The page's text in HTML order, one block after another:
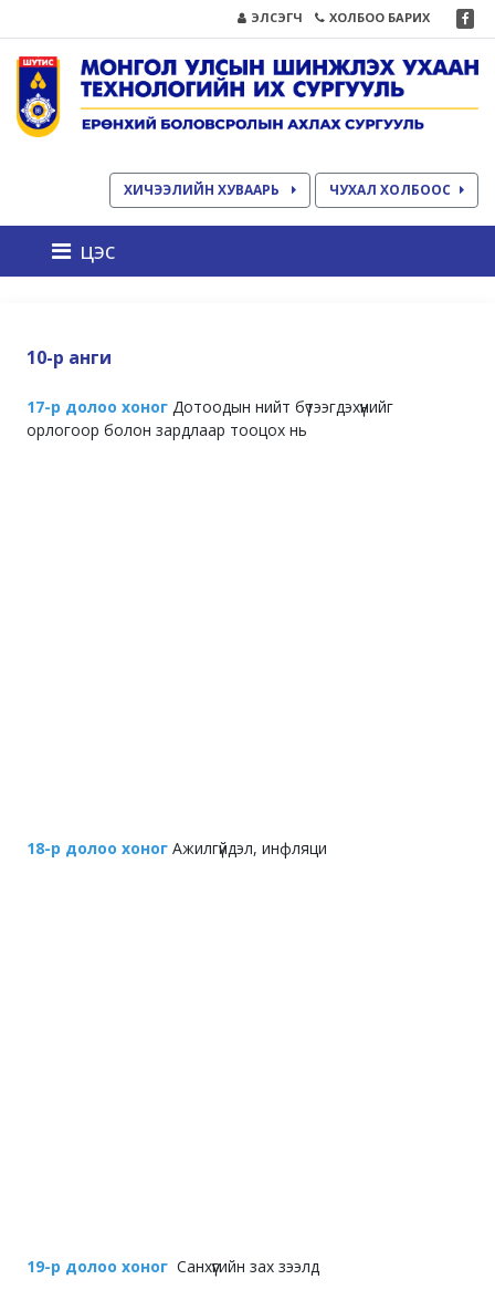
ЭЛСЭГЧ ХОЛБОО БАРИХ
ХИЧЭЭЛИЙН ХУВААРЬ ЧУХАЛ ХОЛБООС
цэс
10-р анги
17-р долоо хоног Дотоодын нийт бүтээгдэхүүнийг
орлогоор болон зардлаар тооцох нь
18-р долоо хоног Ажилгүйдэл, инфляци
19-р долоо хоног Санхүүгийн зах зээлд